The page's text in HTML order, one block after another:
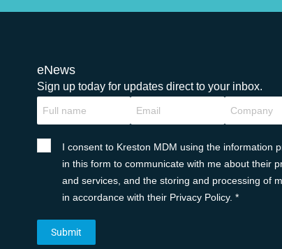
eNews
Sign up today for updates direct to your inbox.
I consent to Kreston MDM using the information
in this form to communicate with me about their
and services, and the storing and processing of
in accordance with their Privacy Policy. *